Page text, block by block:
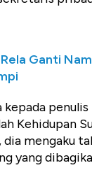
Ganti
kepada
Kehidupan
dia mengaku
yang